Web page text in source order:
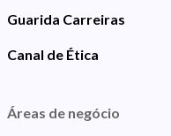
Guarida Carreiras
Canal de Ética
Áreas de negócio